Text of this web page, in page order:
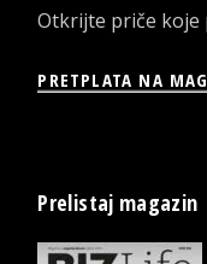
Otkrijte priče koje
PRETPLATA NA
Prelistaj magazin